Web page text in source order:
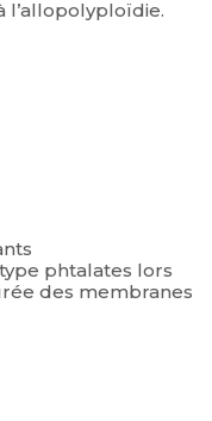
l’allopolyploïdie.
phtalates lors
des membranes